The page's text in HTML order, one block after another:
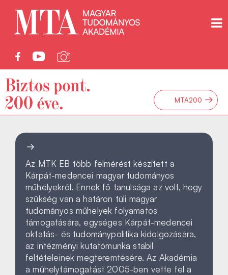
MTA200 →
Az MTK EB több felmérést készített a
Kárpát-medencei magyar tudományos
műhelyekről. Ennek fő tanulsága az volt, hogy
szükség van a határon túli magyar
tudományos műhelyek folyamatos
támogatására, egységes Kárpát-medencei
oktatás- és tudománypolitika kidolgozására,
az intézményi kutatómunka stabil
feltételeinek megteremtésére. Az Akadémia
a műhelytámogatást 2005-ben vette fel a